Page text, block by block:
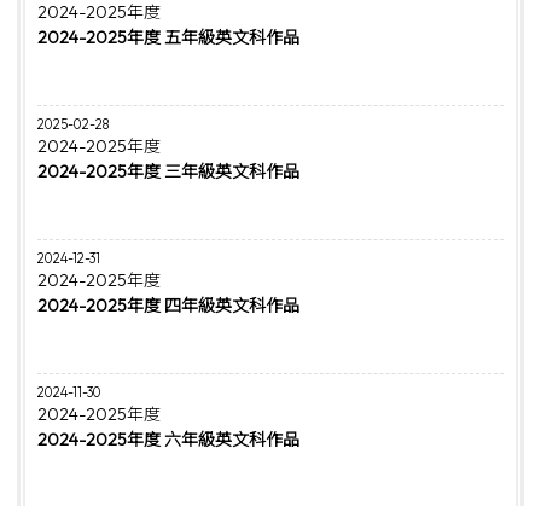
2024-2025年度
2024-2025年度 五年級英文科作品
2025-02-28
2024-2025年度
2024-2025年度 三年級英文科作品
2024-12-31
2024-2025年度
2024-2025年度 四年級英文科作品
2024-11-30
2024-2025年度
2024-2025年度 六年級英文科作品